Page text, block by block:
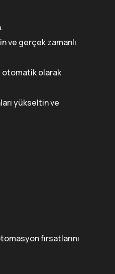
ve gerçek zamanlı
otomatik olarak
yükseltin ve
fırsatlarını